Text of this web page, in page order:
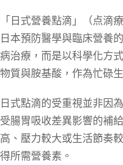
「日式營養點滴」（点滴
日本預防醫學與臨床營養
病治療，而是以科學化方
物質與胺基酸，作為忙碌
日式點滴的受重視並非因
受腸胃吸收差異影響的補
高、壓力較大或生活節奏
得所需營養素。